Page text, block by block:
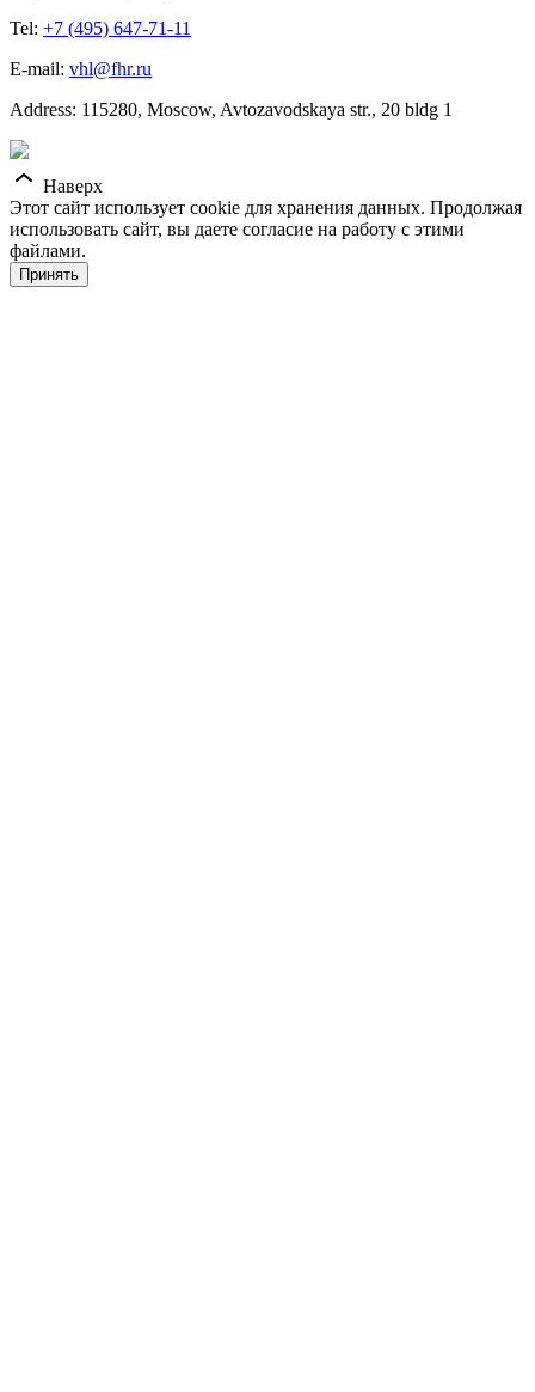
Tel: +7 (495) 647-71-11
E-mail: vhl@fhr.ru
Address: 115280, Moscow, Avtozavodskaya str., 20 bldg 1
Наверх
Этот сайт использует cookie для хранения данных. Продолжая
использовать сайт, вы даете согласие на работу с этими
файлами.
Принять